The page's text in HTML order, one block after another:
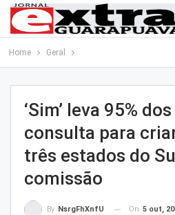
Home Geral
‘Sim’ leva 95%
consulta para
três estados do
comissão
By NsrgFhXnfU On 5 out,